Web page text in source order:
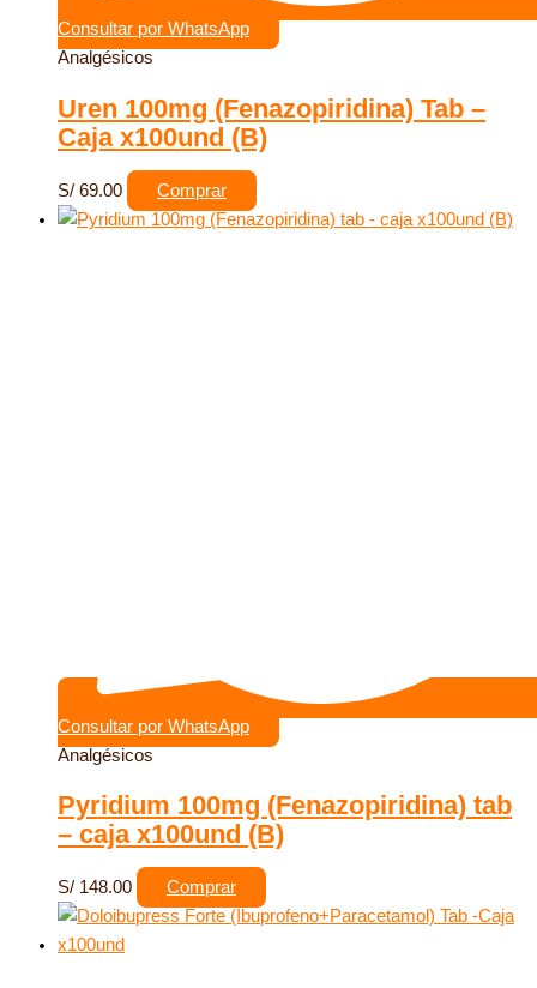
Consultar por WhatsApp
Analgésicos
Uren 100mg (Fenazopiridina) Tab –
Caja x100und (B)
S/ 69.00 Comprar
Consultar por WhatsApp
Analgésicos
Pyridium 100mg (Fenazopiridina) tab
– caja x100und (B)
S/ 148.00 Comprar